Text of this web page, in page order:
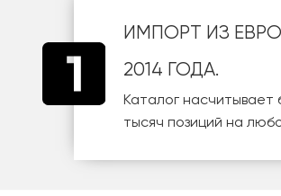
ИМПОРТ ИЗ
2014 ГОДА.
Каталог насчитывает
тысяч позиций на